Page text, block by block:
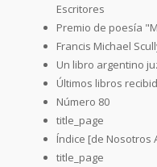
Escritores
Premio de poesía
Francis Michael
Un libro argentino
Últimos libros
Número 80
title_page
Índice [de Nosotros
title_page